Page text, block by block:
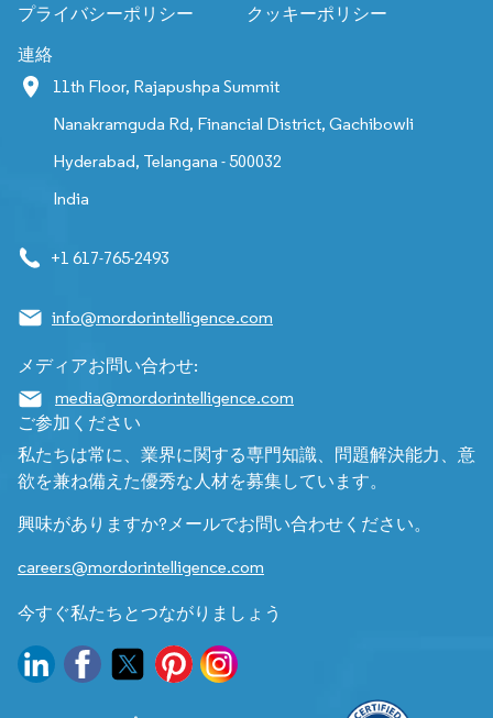
プライバシーポリシー クッキーポリシー
連絡
11th Floor, Rajapushpa Summit
Nanakramguda Rd, Financial District, Gachibowli
Hyderabad, Telangana - 500032
India
+1 617-765-2493
info@mordorintelligence.com
メディアお問い合わせ:
media@mordorintelligence.com
ご参加ください
私たちは常に、業界に関する専門知識、問題解決能力、意
欲を兼ね備えた優秀な人材を募集しています。
興味がありますか?メールでお問い合わせください。
careers@mordorintelligence.com
今すぐ私たちとつながりましょう